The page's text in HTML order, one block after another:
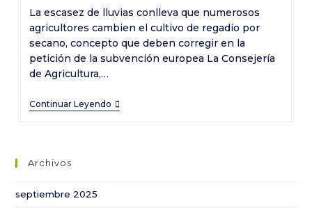
la
entrada:
La escasez de lluvias conlleva que numerosos
agricultores cambien el cultivo de regadío por
secano, concepto que deben corregir en la
petición de la subvención europea La Consejería
de Agricultura,…
Continuar Leyendo
Archivos
septiembre 2025